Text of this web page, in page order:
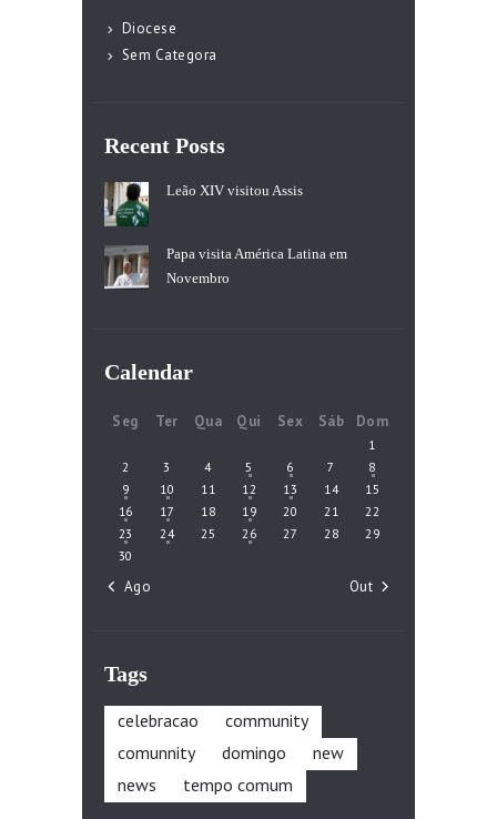
Diocese
Sem Categora
Recent Posts
Leão XIV visitou Assis
Papa visita América Latina em
Novembro
Calendar
Seg Ter Qua Qui Sex Sáb Dom
1
2
3 4 5 6 7
8
9
10 11 12 13 14
15
16
17 18 19 20 21
22
23
24 25 26 27 28
29
30
« Ago Out »
Tags
celebracao
community
comunnity
domingo
new
news
tempo comum